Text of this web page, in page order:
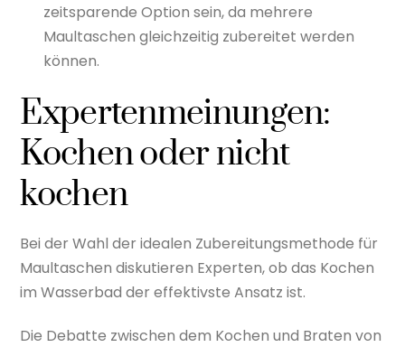
zeitsparende Option sein, da mehrere
Maultaschen gleichzeitig zubereitet werden
können.
Expertenmeinungen:
Kochen oder nicht
kochen
Bei der Wahl der idealen Zubereitungsmethode für
Maultaschen diskutieren Experten, ob das Kochen
im Wasserbad der effektivste Ansatz ist.
Die Debatte zwischen dem Kochen und Braten von